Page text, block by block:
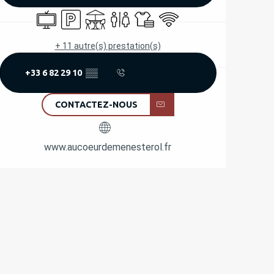
Télévision
ParkingTerrasseToilettesDraps et linge
WiFi
+ 11 autre(s) prestation(s)
+33 6 82 29 10 ▒▒
CONTACTEZ-NOUS
www.aucoeurdemenesterol.fr